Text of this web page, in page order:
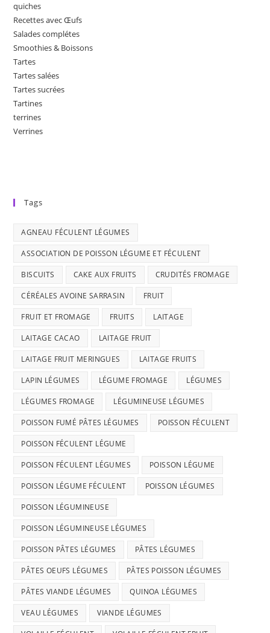
quiches
Recettes avec Œufs
Salades complétes
Smoothies & Boissons
Tartes
Tartes salées
Tartes sucrées
Tartines
terrines
Verrines
Tags
AGNEAU FÉCULENT LÉGUMES
ASSOCIATION DE POISSON LÉGUME ET FÉCULENT
BISCUITS CAKE AUX FRUITS CRUDITÉS FROMAGE
CÉRÉALES AVOINE SARRASIN FRUIT
FRUIT ET FROMAGE FRUITS LAITAGE
LAITAGE CACAO LAITAGE FRUIT
LAITAGE FRUIT MERINGUES LAITAGE FRUITS
LAPIN LÉGUMES LÉGUME FROMAGE LÉGUMES
LÉGUMES FROMAGE LÉGUMINEUSE LÉGUMES
POISSON FUMÉ PÂTES LÉGUMES POISSON FÉCULENT
POISSON FÉCULENT LÉGUME
POISSON FÉCULENT LÉGUMES POISSON LÉGUME
POISSON LÉGUME FÉCULENT POISSON LÉGUMES
POISSON LÉGUMINEUSE
POISSON LÉGUMINEUSE LÉGUMES
POISSON PÂTES LÉGUMES PÂTES LÉGUMES
PÂTES OEUFS LÉGUMES PÂTES POISSON LÉGUMES
PÂTES VIANDE LÉGUMES QUINOA LÉGUMES
VEAU LÉGUMES VIANDE LÉGUMES